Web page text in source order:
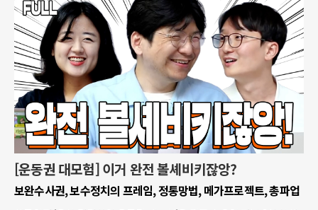
[운동권 대모험] 이거 완전 볼셰비키잖앙?
보완수사권, 보수정치의 프레임, 정통망법, 메가프로젝트, 총파업